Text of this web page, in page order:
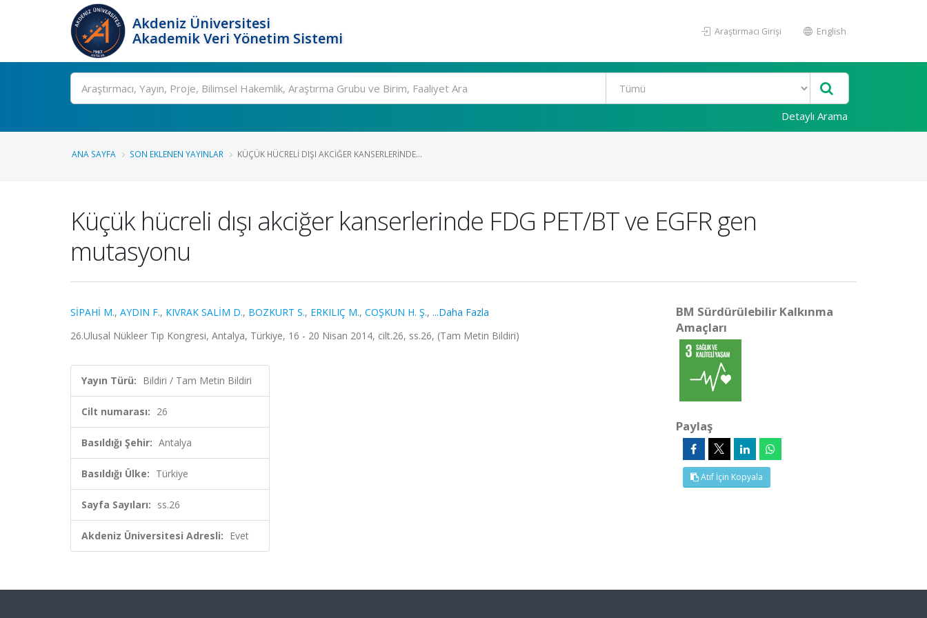
Akdeniz Üniversitesi
Akademik Veri Yönetim Sistemi
Araştırmacı Girişi English
Ara
Detaylı Arama
ANA SAYFA SON EKLENEN YAYINLAR KÜÇÜK HÜCRELI DIŞI AKCIĞER KANSERLERINDE...
Küçük hücreli dışı akciğer kanserlerinde FDG PET/BT ve EGFR gen
mutasyonu
SİPAHİ M., AYDIN F., KIVRAK SALİM D., BOZKURT S., ERKILIÇ M., COŞKUN H. Ş., ...Daha Fazla
26.Ulusal Nükleer Tıp Kongresi, Antalya, Türkiye, 16 - 20 Nisan 2014, cilt.26, ss.26, (Tam Metin Bildiri)
Yayın Türü: Bildiri / Tam Metin Bildiri
Cilt numarası: 26
Basıldığı Şehir: Antalya
Basıldığı Ülke: Türkiye
Sayfa Sayıları: ss.26
Akdeniz Üniversitesi Adresli: Evet
BM Sürdürülebilir Kalkınma
Amaçları
Paylaş
Atıf İçin Kopyala